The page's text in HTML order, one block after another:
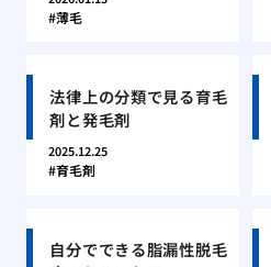
薄毛
法律上の分類で見る育毛
剤と発毛剤
2025.12.25
育毛剤
自分でできる脂漏性脱毛